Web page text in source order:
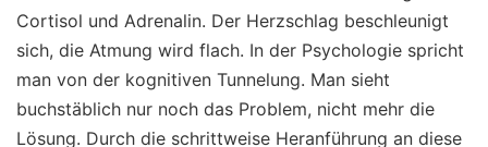
Cortisol und Adrenalin. Der Herzschlag beschleunigt
sich, die Atmung wird flach. In der Psychologie spricht
man von der kognitiven Tunnelung. Man sieht
buchstäblich nur noch das Problem, nicht mehr die
Lösung. Durch die schrittweise Heranführung an diese